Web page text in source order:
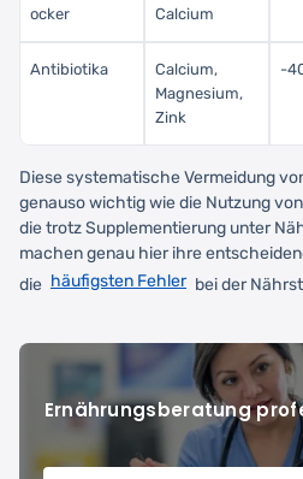
ocker
Calcium
Antibiotika
Calcium,
Magnesium,
Zink
-
Diese systematische Vermeidung
genauso wichtig wie die Nutzung
die trotz Supplementierung unter
machen genau hier ihre
die häufigsten Fehler bei der
Ernährungsberatung